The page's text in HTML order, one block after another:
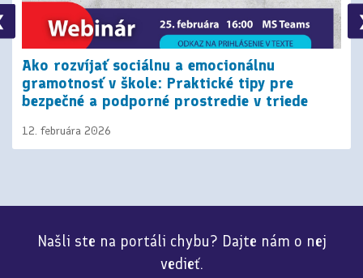
Ako rozvíjať sociálnu a emocionálnu
gramotnosť v škole: Praktické tipy pre
bezpečné a podporné prostredie v triede
12. februára 2026
Našli ste na portáli chybu? Dajte nám o nej
vedieť.